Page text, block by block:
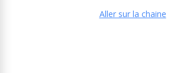
Aller sur la chaine